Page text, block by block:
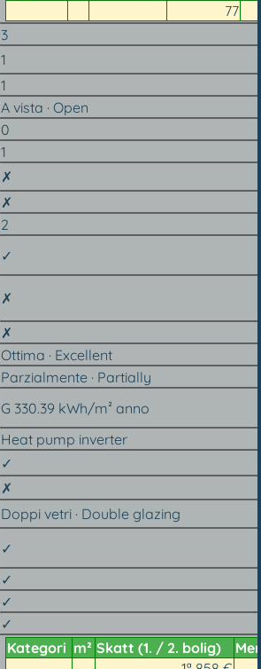
77
3
1
1
A vista · Open
0
1
✗
✗
2
✓
✗
✗
Ottima · Excellent
Parzialmente · Partially
G 330.39 kWh/m² anno
Heat pump inverter
✓
✗
Doppi vetri · Double glazing
✓
✓
✓
✓
Kategori m² Skatt (1. / 2. bolig)